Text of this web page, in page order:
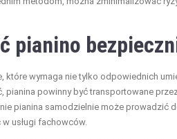
pianino
które wymaga nie tylko odpowiednich
pianina powinny być transportowane
pianina samodzielnie może prowadzić
usługi fachowców.